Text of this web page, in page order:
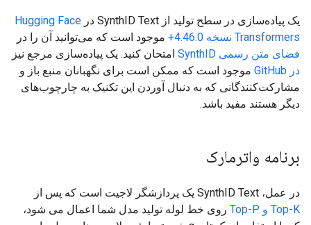
یک پیاده‌سازی در سطح تولید از SynthID Text در
Hugging Face
Transformers نسخه 4.46.0+
موجود است که می‌توانید آن را در
فضای متن رسمی SynthID
امتحان کنید. یک پیاده‌سازی مرجع نیز
در GitHub
موجود است که ممکن است برای نگهبانان منبع باز و
مشارکت‌کنندگانی که به دنبال آوردن این تکنیک به چارچوب‌های
دیگر هستند مفید باشد.
برنامه واترمارک
در عمل، SynthID Text یک پردازشگر لاجیت است که پس از
Top-K و Top-P
روی خط لوله تولید مدل شما اعمال می شود،